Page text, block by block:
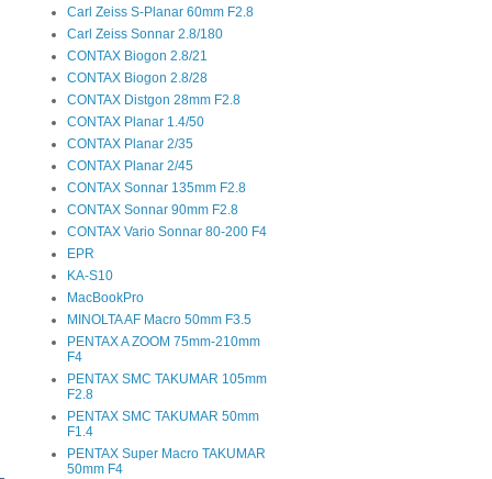
Carl Zeiss S-Planar 60mm F2.8
Carl Zeiss Sonnar 2.8/180
CONTAX Biogon 2.8/21
CONTAX Biogon 2.8/28
CONTAX Distgon 28mm F2.8
CONTAX Planar 1.4/50
CONTAX Planar 2/35
CONTAX Planar 2/45
CONTAX Sonnar 135mm F2.8
CONTAX Sonnar 90mm F2.8
CONTAX Vario Sonnar 80-200 F4
EPR
KA-S10
MacBookPro
MINOLTA AF Macro 50mm F3.5
PENTAX A ZOOM 75mm-210mm
F4
PENTAX SMC TAKUMAR 105mm
F2.8
PENTAX SMC TAKUMAR 50mm
F1.4
PENTAX Super Macro TAKUMAR
50mm F4